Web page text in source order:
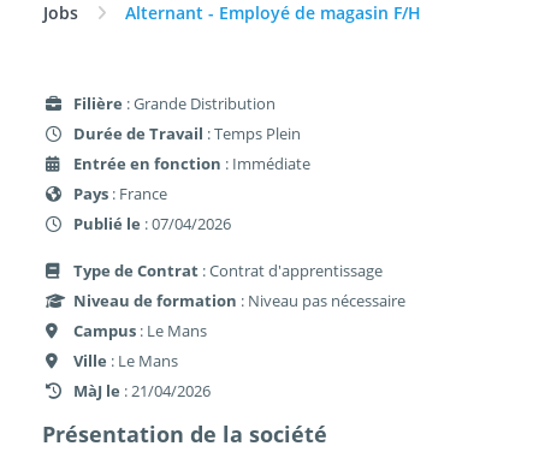
Jobs Alternant - Employé de magasin F/H
Filière : Grande Distribution
Durée de Travail : Temps Plein
Entrée en fonction : Immédiate
Pays : France
Publié le : 07/04/2026
Type de Contrat : Contrat d'apprentissage
Niveau de formation : Niveau pas nécessaire
Campus : Le Mans
Ville : Le Mans
MàJ le : 21/04/2026
Présentation de la société